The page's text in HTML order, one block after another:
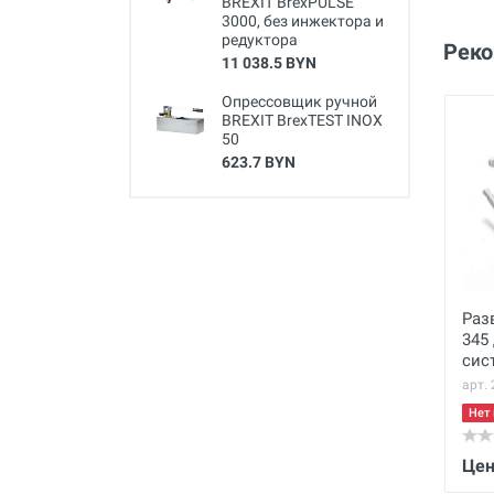
3000, без инжектора и
редуктора
11 038.5 BYN
Опрессовщик ручной
BREXIT BrexTEST INOX
50
623.7 BYN
арт.
Нет